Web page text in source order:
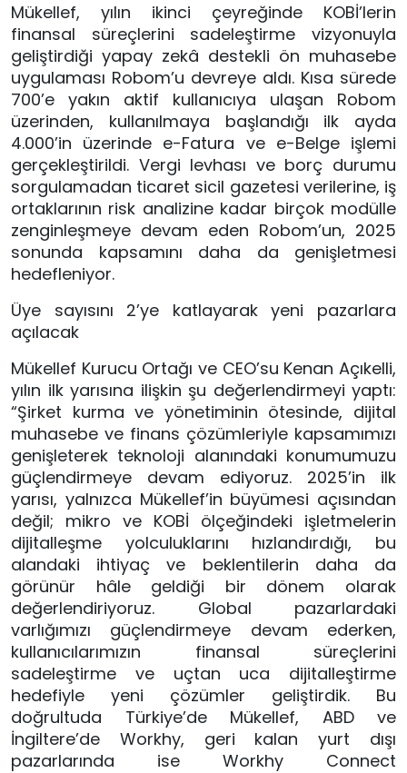
Mükellef, yılın ikinci çeyreğinde KOBİ’lerin
finansal süreçlerini sadeleştirme vizyonuyla
geliştirdiği yapay zekâ destekli ön muhasebe
uygulaması Robom’u devreye aldı. Kısa sürede
700’e yakın aktif kullanıcıya ulaşan Robom
üzerinden, kullanılmaya başlandığı ilk ayda
4.000’in üzerinde e-Fatura ve e-Belge işlemi
gerçekleştirildi. Vergi levhası ve borç durumu
sorgulamadan ticaret sicil gazetesi verilerine, iş
ortaklarının risk analizine kadar birçok modülle
zenginleşmeye devam eden Robom’un, 2025
sonunda kapsamını daha da genişletmesi
hedefleniyor.
Üye sayısını 2’ye katlayarak yeni pazarlara
açılacak
Mükellef Kurucu Ortağı ve CEO’su Kenan Açıkelli,
yılın ilk yarısına ilişkin şu değerlendirmeyi yaptı:
“Şirket kurma ve yönetiminin ötesinde, dijital
muhasebe ve finans çözümleriyle kapsamımızı
genişleterek teknoloji alanındaki konumumuzu
güçlendirmeye devam ediyoruz. 2025’in ilk
yarısı, yalnızca Mükellef’in büyümesi açısından
değil; mikro ve KOBİ ölçeğindeki işletmelerin
dijitalleşme yolculuklarını hızlandırdığı, bu
alandaki ihtiyaç ve beklentilerin daha da
görünür hâle geldiği bir dönem olarak
değerlendiriyoruz. Global pazarlardaki
varlığımızı güçlendirmeye devam ederken,
kullanıcılarımızın finansal süreçlerini
sadeleştirme ve uçtan uca dijitalleştirme
hedefiyle yeni çözümler geliştirdik. Bu
doğrultuda Türkiye’de Mükellef, ABD ve
İngiltere’de Workhy, geri kalan yurt dışı
pazarlarında ise Workhy Connect